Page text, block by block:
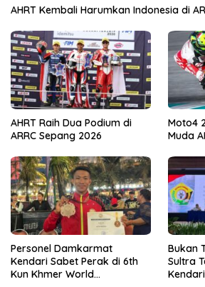
AHRT Kembali Harumkan Indonesia di
AHRT Raih Dua Podium di
ARRC Sepang 2026
Moto4
Muda
Personel Damkarmat
Kendari Sabet Perak di 6th
Kun Khmer World
Bukan
Sultra